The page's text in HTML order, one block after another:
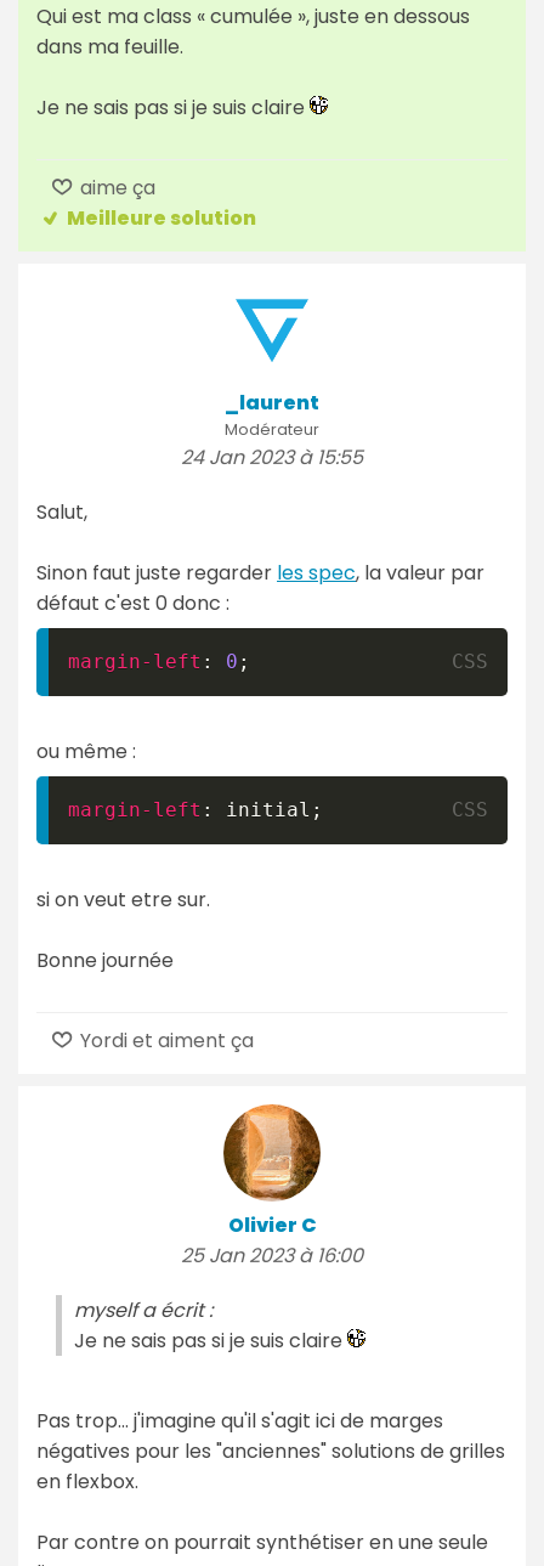
Qui est ma class « cumulée », juste en dessous
dans ma feuille.
Je ne sais pas si je suis claire
aime ça
Meilleure solution
_laurent
Modérateur
24 Jan 2023 à 15:55
Salut,
Sinon faut juste regarder les spec, la valeur par
défaut c'est 0 donc :
margin-left : 0 ;
ou même :
margin-left : initial ;
si on veut etre sur.
Bonne journée
Yordi et aiment ça
Olivier C
25 Jan 2023 à 16:00
myself a écrit :
Je ne sais pas si je suis claire
Pas trop... j'imagine qu'il s'agit ici de marges
négatives pour les "anciennes" solutions de grilles
en flexbox.
Par contre on pourrait synthétiser en une seule